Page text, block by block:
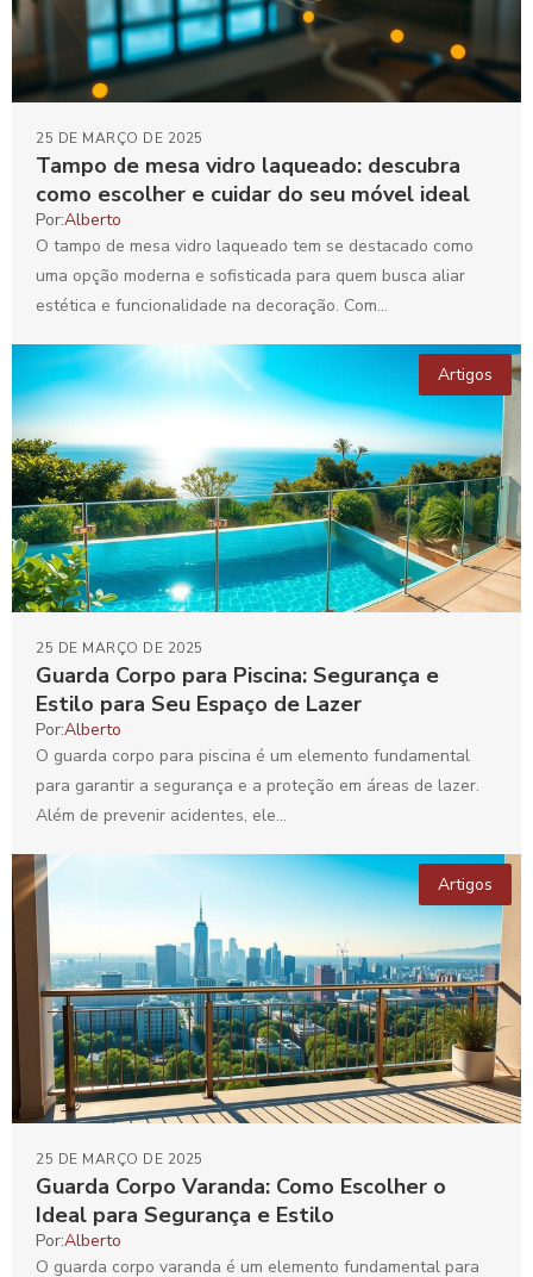
Tampo de mesa vidro laqueado: descubra
como escolher e cuidar do seu móvel ideal
25 DE MARÇO DE 2025
Por:Alberto
O tampo de mesa vidro laqueado tem se destacado como
uma opção moderna e sofisticada para quem busca aliar
estética e funcionalidade na decoração. Com...
Artigos
Guarda Corpo para Piscina: Segurança e
Estilo para Seu Espaço de Lazer
25 DE MARÇO DE 2025
Por:Alberto
O guarda corpo para piscina é um elemento fundamental
para garantir a segurança e a proteção em áreas de lazer.
Além de prevenir acidentes, ele...
Artigos
Guarda Corpo Varanda: Como Escolher o
Ideal para Segurança e Estilo
25 DE MARÇO DE 2025
Por:Alberto
O guarda corpo varanda é um elemento fundamental para